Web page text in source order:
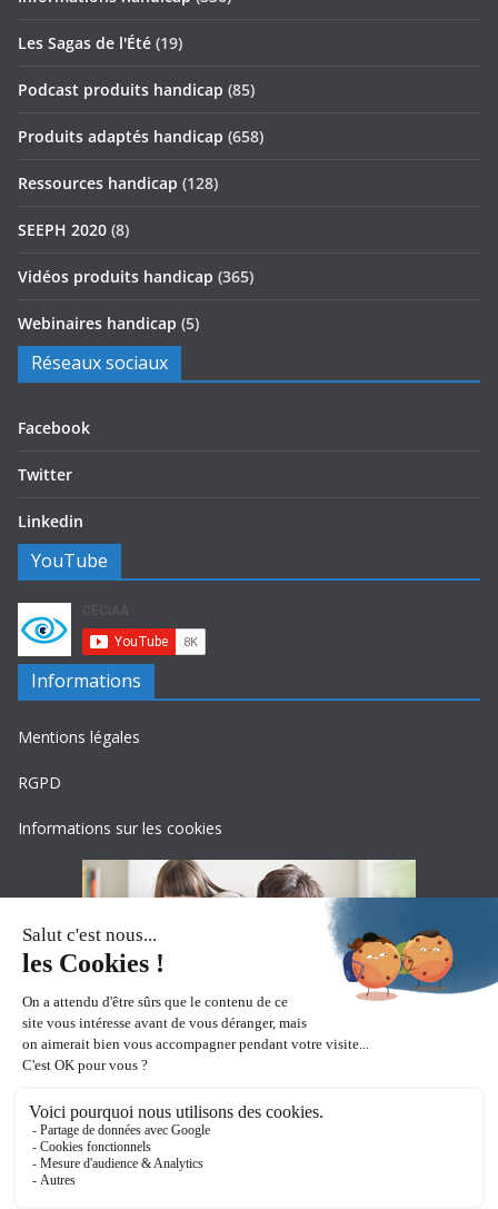
Les Sagas de l'Été (19)
Podcast produits handicap (85)
Produits adaptés handicap (658)
Ressources handicap (128)
SEEPH 2020 (8)
Vidéos produits handicap (365)
Webinaires handicap (5)
Réseaux sociaux
Facebook
Twitter
Linkedin
YouTube
Informations
Mentions légales
RGPD
Informations sur les cookies